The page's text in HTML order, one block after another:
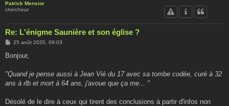
Patrick Mensior
chercheur
Re: L'énigme Saunière et son église ?
M
s
g
e
25 août 2020, 09:03
Bonjour,
"Quand je pense aussi à Jean Vié du 17 avec sa tombe codée, curé à 32
ans à rlb et mort à 64 ans, j'avoue que ça me... "
Désolé de le dire à ceux qui tirent des conclusions à partir d'infos non